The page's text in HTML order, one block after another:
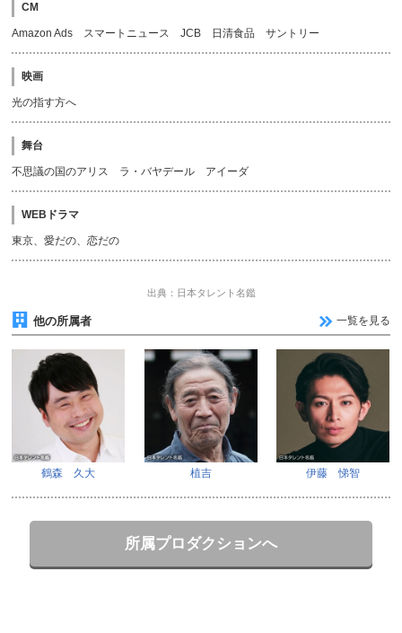
CM
Amazon Ads スマートニュース JCB 日清食品 サントリー
映画
光の指す方へ
舞台
不思議の国のアリス ラ・バヤデール アイーダ
WEBドラマ
東京、愛だの、恋だの
出典：日本タレント名鑑
他の所属者 一覧を見る
鶴森 久大 植吉 伊藤 悌智
所属プロダクションへ